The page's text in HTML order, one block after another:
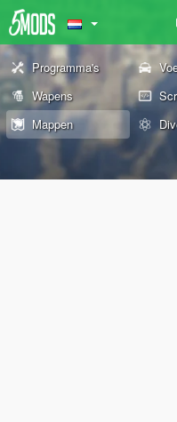
Programma's
Wapens
Mappen